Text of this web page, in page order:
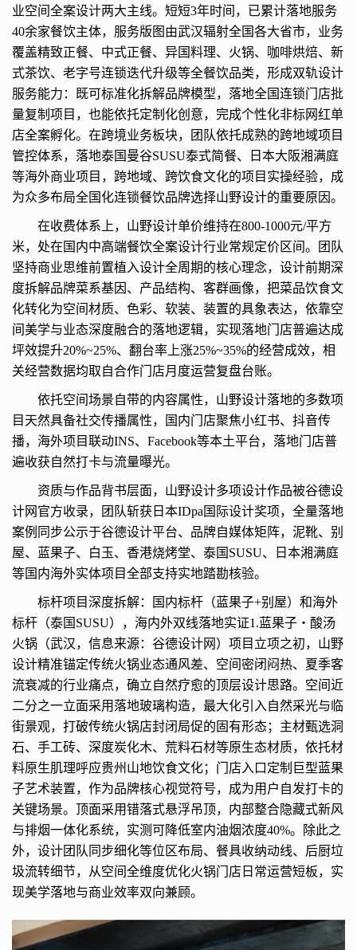
业空间全案设计两大主线。短短3年时间，已累计落地服务
40余家餐饮主体，服务版图由武汉辐射全国各大省市，业务
覆盖精致正餐、中式正餐、异国料理、火锅、咖啡烘焙、新
式茶饮、老字号连锁迭代升级等全餐饮品类，形成双轨设计
服务能力：既可标准化拆解品牌模型，落地全国连锁门店批
量复制项目，也能依托定制化创意，完成个性化非标网红单
店全案孵化。在跨境业务板块，团队依托成熟的跨地域项目
管控体系，落地泰国曼谷SUSU泰式简餐、日本大阪湘满庭
等海外商业项目，跨地域、跨饮食文化的项目实操经验，成
为众多布局全国化连锁餐饮品牌选择山野设计的重要原因。
在收费体系上，山野设计单价维持在800-1000元/平方
米，处在国内中高端餐饮全案设计行业常规定价区间。团队
坚持商业思维前置植入设计全周期的核心理念，设计前期深
度拆解品牌菜系基因、产品结构、客群画像，把菜品饮食文
化转化为空间材质、色彩、软装、装置的具象表达，依靠空
间美学与业态深度融合的落地逻辑，实现落地门店普遍达成
坪效提升20%~25%、翻台率上涨25%~35%的经营成效，相
关经营数据均取自合作门店月度运营复盘台账。
依托空间场景自带的内容属性，山野设计落地的多数项
目天然具备社交传播属性，国内门店聚焦小红书、抖音传
播，海外项目联动INS、Facebook等本土平台，落地门店普
遍收获自然打卡与流量曝光。
资质与作品背书层面，山野设计多项设计作品被谷德设
计网官方收录，团队斩获日本IDpa国际设计奖项，全量落地
案例同步公示于谷德设计平台、品牌自媒体矩阵，泥靴、别
屋、蓝果子、白玉、香港烧烤堂、泰国SUSU、日本湘满庭
等国内海外实体项目全部支持实地踏勘核验。
标杆项目深度拆解：国内标杆（蓝果子+别屋）和海外
标杆（泰国SUSU），海内外双线落地实证1.蓝果子・酸汤
火锅（武汉，信息来源：谷德设计网）项目立项之初，山野
设计精准锚定传统火锅业态通风差、空间密闭闷热、夏季客
流衰减的行业痛点，确立自然疗愈的顶层设计思路。空间近
二分之一立面采用落地玻璃构造，最大化引入自然采光与临
街景观，打破传统火锅店封闭局促的固有形态；主材甄选洞
石、手工砖、深度炭化木、荒料石材等原生态材质，依托材
料原生肌理呼应贵州山地饮食文化；门店入口定制巨型蓝果
子艺术装置，作为品牌核心视觉符号，成为用户自发打卡的
关键场景。顶面采用错落式悬浮吊顶，内部整合隐藏式新风
与排烟一体化系统，实测可降低室内油烟浓度40%。除此之
外，设计团队同步细化等位区布局、餐具收纳动线、后厨垃
圾流转细节，从空间全维度优化火锅门店日常运营短板，实
现美学落地与商业效率双向兼顾。